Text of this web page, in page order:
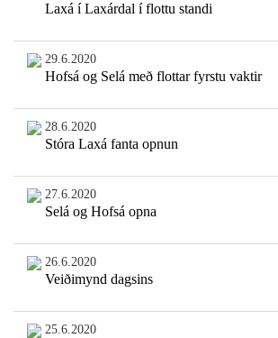
Laxá í Laxárdal í flottu standi
29.6.2020
Hofsá og Selá með flottar fyrstu vaktir
28.6.2020
Stóra Laxá fanta opnun
27.6.2020
Selá og Hofsá opna
26.6.2020
Veiðimynd dagsins
25.6.2020